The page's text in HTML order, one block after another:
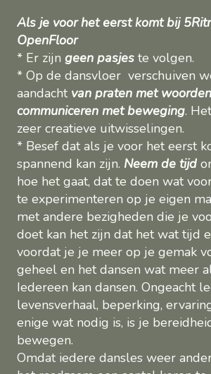
Als je voor het eerst komt bij
OpenFloor
* Er zijn geen pasjeste volgen.
* Op de dansvloer verschuiven
aandacht van praten met
communiceren met beweging.
zeer creatieve uitwisselingen.
* Besef dat als je voor het eerst
spannend kan zijn. Neem de tijd
hoe het gaat, dat te doen wat
te experimenteren op je eigen
met andere bezigheden die je
doet kan het zijn dat het wat tijd
voordat je je meer op je gemak
geheel en het dansen wat meer
Iedereen kan dansen. Ongeacht
levensverhaal, beperking,
enige wat nodig is, is je
bewegen.
Omdat iedere dansles weer